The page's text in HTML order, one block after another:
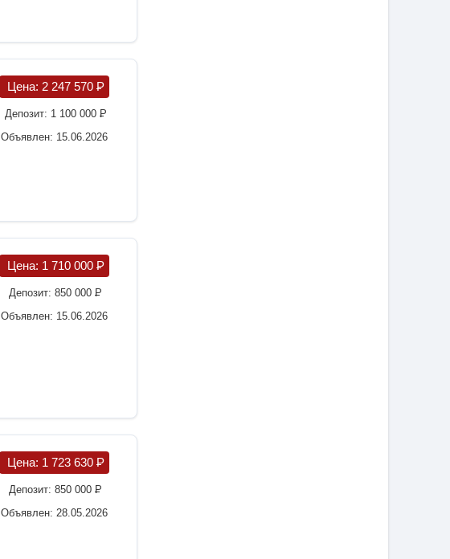
Цена: 2 247 570 P
Депозит: 1 100 000 P
Объявлен: 15.06.2026
Цена: 1 710 000 P
Депозит: 850 000P
Объявлен: 15.06.2026
Цена: 1 723 630 P
Депозит: 850 000P
Объявлен: 28.05.2026